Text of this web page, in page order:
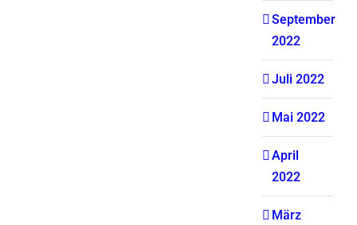
September
2022
Juli 2022
Mai 2022
April
2022
März